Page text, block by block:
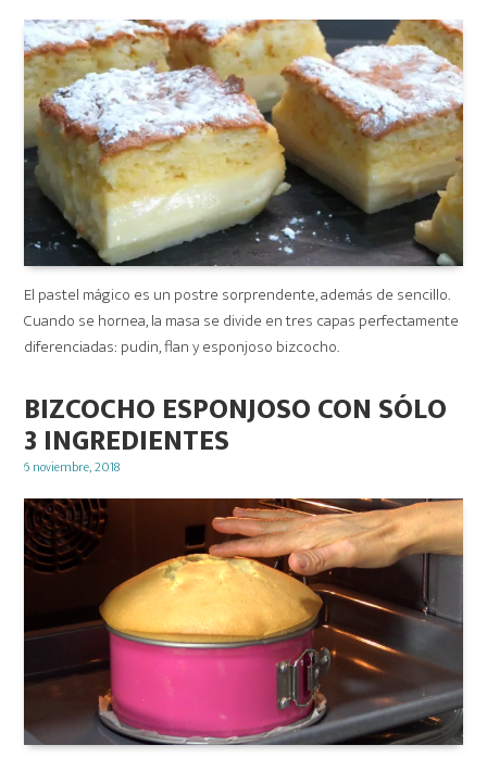
El pastel mágico es un postre sorprendente, además de sencillo.
Cuando se hornea, la masa se divide en tres capas perfectamente
diferenciadas: pudin, flan y esponjoso bizcocho.
BIZCOCHO ESPONJOSO CON SÓLO
3 INGREDIENTES
Posted
6 noviembre, 2018